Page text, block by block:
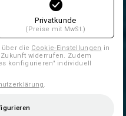
Privatkunde
(Preise mit MwSt.)
über die Cookie-Einstellungen in
widerrufen. Zudem
konfigurieren" individuell
.